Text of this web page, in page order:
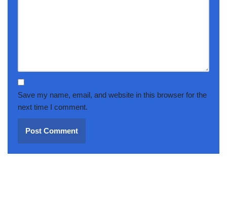
Save my name, email, and website in this browser for the
next time I comment.